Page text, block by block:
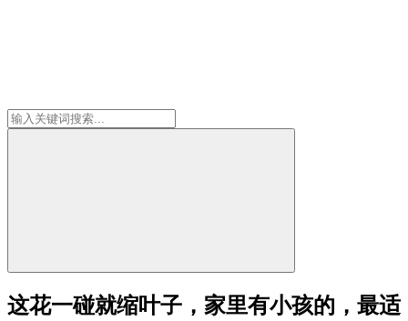
这花一碰就缩叶子，家里有小孩的，最适